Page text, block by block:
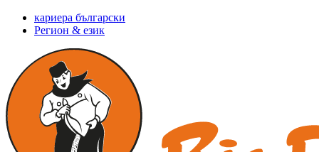
кариера български
Регион & език